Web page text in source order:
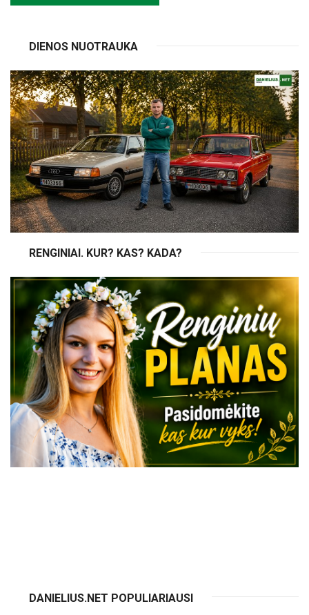
DIENOS NUOTRAUKA
RENGINIAI. KUR? KAS? KADA?
DANIELIUS.NET POPULIARIAUSI